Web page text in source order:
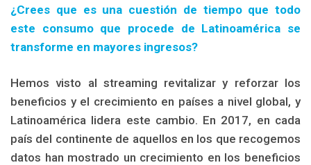
¿Crees que es una cuestión de tiempo que todo
este consumo que procede de Latinoamérica se
transforme en mayores ingresos?
Hemos visto al streaming revitalizar y reforzar los
beneficios y el crecimiento en países a nivel global, y
Latinoamérica lidera este cambio. En 2017, en cada
país del continente de aquellos en los que recogemos
datos han mostrado un crecimiento en los beneficios